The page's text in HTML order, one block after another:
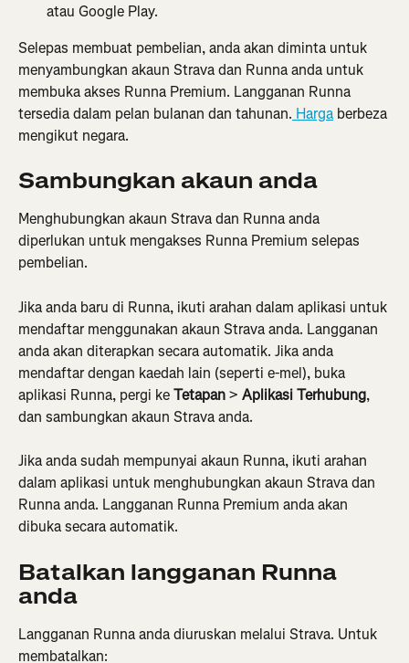
atau Google Play.
Selepas membuat pembelian, anda akan diminta untuk
menyambungkan akaun Strava dan Runna anda untuk
membuka akses Runna Premium. Langganan Runna
tersedia dalam pelan bulanan dan tahunan. Harga berbeza
mengikut negara.
Sambungkan akaun anda
Menghubungkan akaun Strava dan Runna anda
diperlukan untuk mengakses Runna Premium selepas
pembelian.
Jika anda baru di Runna, ikuti arahan dalam aplikasi untuk
mendaftar menggunakan akaun Strava anda. Langganan
anda akan diterapkan secara automatik. Jika anda
mendaftar dengan kaedah lain (seperti e-mel), buka
aplikasi Runna, pergi ke Tetapan > Aplikasi Terhubung,
dan sambungkan akaun Strava anda.
Jika anda sudah mempunyai akaun Runna, ikuti arahan
dalam aplikasi untuk menghubungkan akaun Strava dan
Runna anda. Langganan Runna Premium anda akan
dibuka secara automatik.
Batalkan langganan Runna
anda
Langganan Runna anda diuruskan melalui Strava. Untuk
membatalkan: